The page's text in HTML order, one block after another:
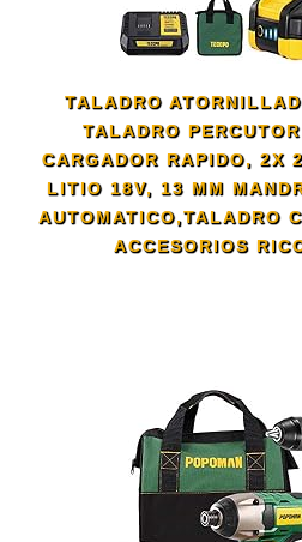
TALADRO
TALADRO
CARGADOR RAPIDO, 2X
LITIO 18V, 13 MM
AUTOMATICO,TALADRO
ACCESORIOS